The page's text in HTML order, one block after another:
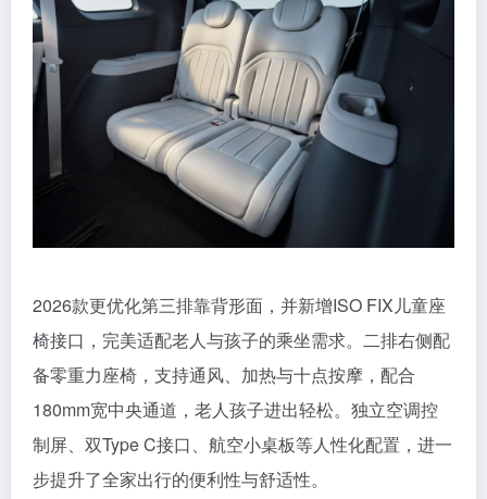
2026款更优化第三排靠背形面，并新增ISO FIX儿童座
椅接口，完美适配老人与孩子的乘坐需求。二排右侧配
备零重力座椅，支持通风、加热与十点按摩，配合
180mm宽中央通道，老人孩子进出轻松。独立空调控
制屏、双Type C接口、航空小桌板等人性化配置，进一
步提升了全家出行的便利性与舒适性。